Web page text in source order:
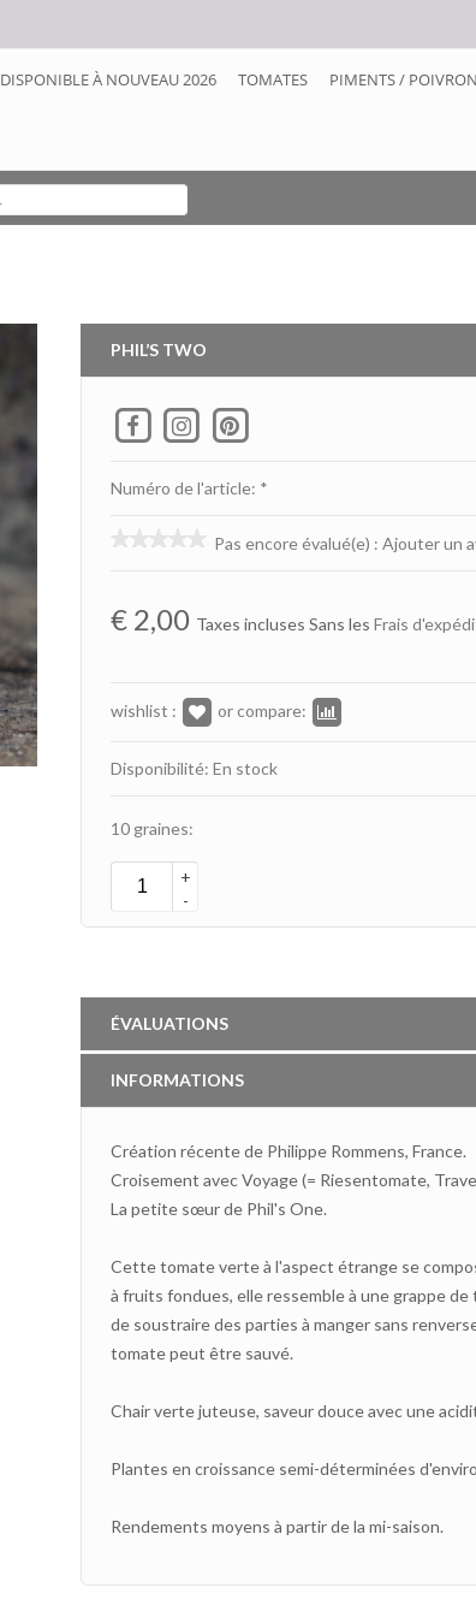
DISPONIBLE À NOUVEAU 2026 TOMATES PIMENTS /
PHIL’S TWO
Numéro de l'article: *
Pas encore évalué(e) : Ajouter un
€ 2,00 Taxes incluses Sans les Frais
wishlist : or compare:
Disponibilité: En stock
10 graines:
+
-
ÉVALUATIONS
INFORMATIONS
Création récente de Philippe Rommens, France.
Croisement avec Voyage (= Riesentomate,
La petite sœur de Phil's One.
Cette tomate verte à l'aspect étrange se
à fruits fondues, elle ressemble à une grappe
de soustraire des parties à manger sans
tomate peut être sauvé.
Chair verte juteuse, saveur douce avec une
Plantes en croissance semi-déterminées
Rendements moyens à partir de la mi-saison.